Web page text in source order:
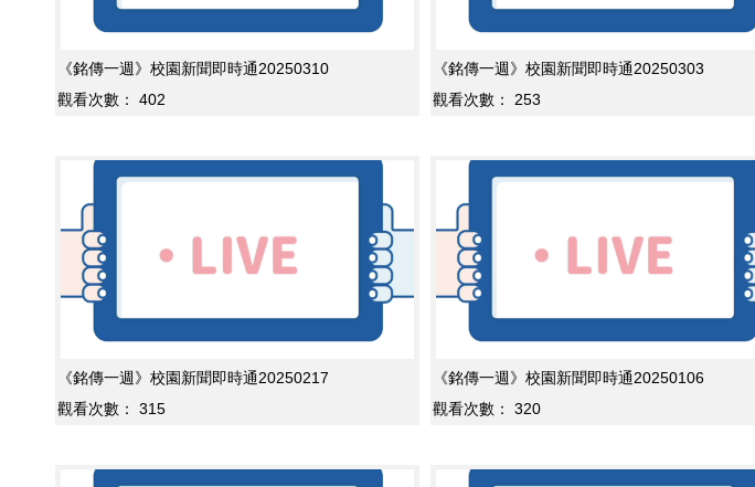
《銘傳一週》校園新聞即時通20250310
觀看次數：
402
《銘傳一週》校園新聞即時通20250303
觀看次數：
253
《銘傳一週》校園新聞即時通20250217
觀看次數：
315
《銘傳一週》校園新聞即時通20250106
觀看次數：
320